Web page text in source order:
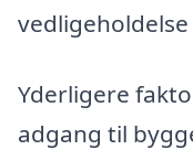
Yderligere
adgang til